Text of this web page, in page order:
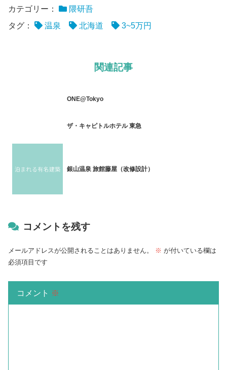
カテゴリー：
隈研吾
タグ：
温泉 北海道 3~5万円
関連記事
ONE@Tokyo
ザ・キャピトルホテル 東急
銀山温泉 旅館藤屋（改修設計）
コメントを残す
メールアドレスが公開されることはありません。 ※ が付いている欄は
必須項目です
コメント ※